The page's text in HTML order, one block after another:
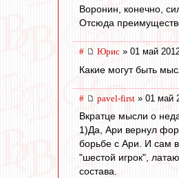
Воронин, конечно,
Отсюда
# Юрис » 01 май
Какие могут быть
# pavel-first » 01 май
Вкратце мысли о
1)Да, Ари вернул
борьбе с Ари. И сам
"шестой игрок",
состава.